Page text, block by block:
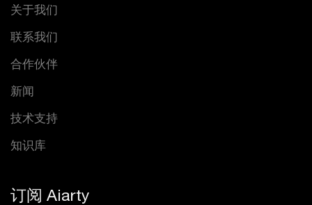
关于我们
联系我们
合作伙伴
新闻
技术支持
知识库
订阅 Aiarty